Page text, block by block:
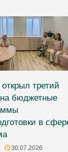
третий
бюджетные
в
30.07.2026